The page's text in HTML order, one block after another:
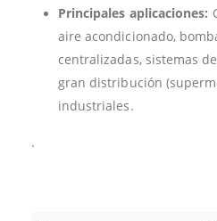
Principales aplicaciones:
aire acondicionado,
centralizadas, sistemas
gran distribución
industriales.
.